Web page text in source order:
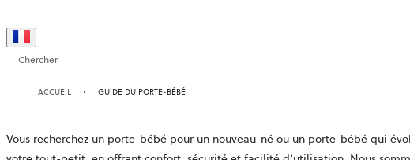
Chercher
ACCUEIL GUIDE DU PORTE-BÉBÉ
Vous recherchez un porte-bébé pour un nouveau-né ou un porte-bébé qui